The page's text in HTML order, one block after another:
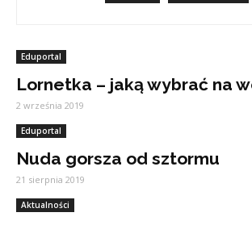
Eduportal
Lornetka – jaką wybrać na
2 września 2019
Eduportal
Nuda gorsza od sztormu
21 sierpnia 2019
Aktualności